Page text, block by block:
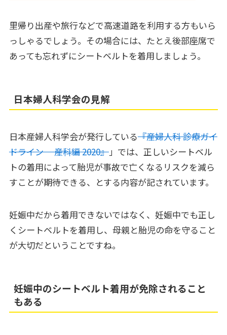
里帰り出産や旅行などで高速道路を利用する方もいら
っしゃるでしょう。その場合には、たとえ後部座席で
あっても忘れずにシートベルトを着用しましょう。
日本婦人科学会の見解
日本産婦人科学会が発行している『産婦人科 診療ガイ
ドライン ―産科編 2020』」では、正しいシートベル
トの着用によって胎児が事故で亡くなるリスクを減ら
すことが期待できる、とする内容が記されています。
妊娠中だから着用できないではなく、妊娠中でも正し
くシートベルトを着用し、母親と胎児の命を守ること
が大切だということですね。
妊娠中のシートベルト着用が免除されること
もある